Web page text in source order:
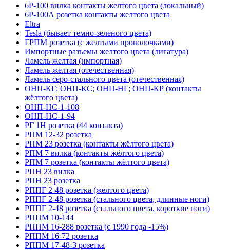
6Р-100 вилка контакты желтого цвета (локальный)
6Р-100А розетка контакты желтого цвета
Eltra
Tesla (бывает темно-зеленого цвета)
ГРПМ розетка (с желтыми проволочками)
Импортные разъемы желтого цвета (лигатура)
Ламель желтая (импортная)
Ламель желтая (отечественная)
Ламель серо-стального цвета (отечественная)
ОНП-КГ; ОНП-КС; ОНП-НГ; ОНП-КР (контакты
жёлтого цвета)
ОНП-НС-1-108
ОНП-НС-1-94
РГ 1Н розетка (44 контакта)
РПМ 12-32 розетка
РПМ 23 розетка (контакты жёлтого цвета)
РПМ 7 вилка (контакты жёлтого цвета)
РПМ 7 розетка (контакты жёлтого цвета)
РПН 23 вилка
РПН 23 розетка
РППГ 2-48 розетка (желтого цвета)
РППГ 2-48 розетка (стального цвета, длинные ноги)
РППГ 2-48 розетка (стального цвета, короткие ноги)
РППМ 10-144
РППМ 16-288 розетка (с 1990 года -15%)
РППМ 16-72 розетка
РППМ 17-48-3 розетка